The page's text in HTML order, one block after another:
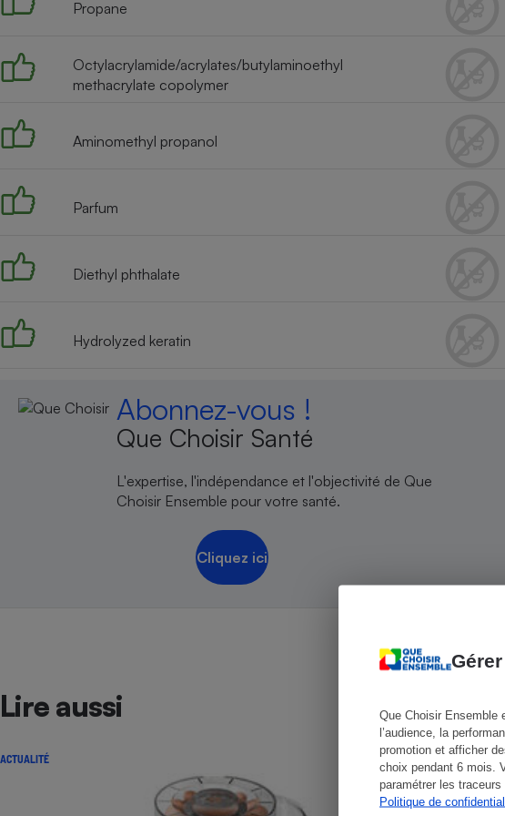
Que Choisir Ensemble
l’audience, la
promotion et afficher
choix pendant 6 mois.
paramétrer les traceurs
Politique de
Propane
Octylacrylamide/acrylates/butylaminoethyl
methacrylate copolymer
Aminomethyl propanol
Parfum
Diethyl phthalate
Hydrolyzed keratin
Abonnez-vous !
Que Choisir Santé
L'expertise, l'indépendance et l'objectivité de Que
Choisir Ensemble pour votre santé.
Cliquez ici
Lire aussi
ACTUALITÉ
Cafetière à expressos
Téléphone mobile -